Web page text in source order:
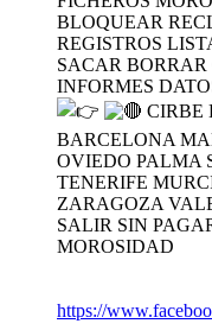
CIRBE
BARCELONA
OVIEDO PALMA
TENERIFE
ZARAGOZA
SALIR SIN
MOROSIDAD
https://